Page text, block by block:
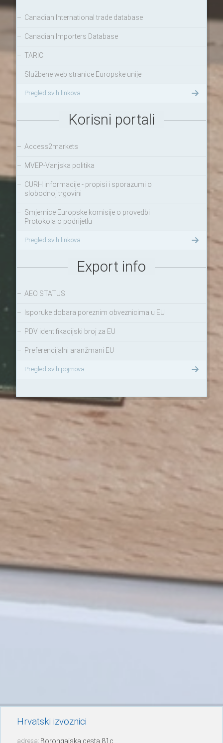
– Canadian International trade database
– Canadian Importers Database
– TARIC
– Službene web stranice Europske unije
Pregled svih linkova
Korisni portali
– Access2markets
– MVEP-Vanjska politika
– CURH informacije - propisi i sporazumi o
slobodnoj trgovini
– Smjernice Europske komisije o provedbi
Protokola o podrijetlu
Pregled svih linkova
Export info
– AEO STATUS
– Isporuke dobara poreznim obveznicima u EU
– PDV identifikacijski broj za EU
– Preferencijalni aranžmani EU
Pregled svih pojmova
Hrvatski izvoznici
adresa: Borongajska cesta 81c